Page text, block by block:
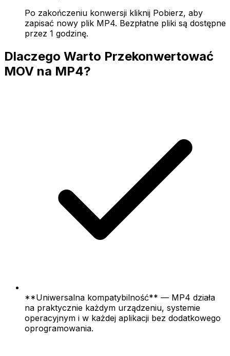
Po zakończeniu konwersji kliknij Pobierz, aby
zapisać nowy plik MP4. Bezpłatne pliki są dostępne
przez 1 godzinę.
Dlaczego Warto Przekonwertować
MOV na MP4?
**Uniwersalna kompatybilność** — MP4 działa
na praktycznie każdym urządzeniu, systemie
operacyjnym i w każdej aplikacji bez dodatkowego
oprogramowania.